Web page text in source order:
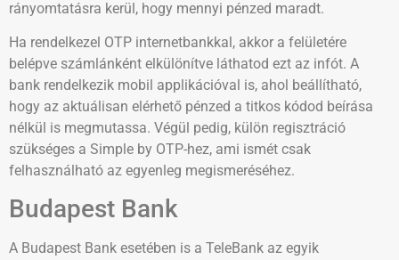
rányomtatásra kerül, hogy mennyi pénzed maradt.
Ha rendelkezel OTP internetbankkal, akkor a felületére
belépve számlánként elkülönítve láthatod ezt az infót. A
bank rendelkezik mobil applikációval is, ahol beállítható,
hogy az aktuálisan elérhető pénzed a titkos kódod beírása
nélkül is megmutassa. Végül pedig, külön regisztráció
szükséges a Simple by OTP-hez, ami ismét csak
felhasználható az egyenleg megismeréséhez.
Budapest Bank
A Budapest Bank esetében is a TeleBank az egyik